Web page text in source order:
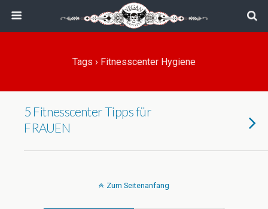
Tags › Fitnesscenter Hygiene
5 Fitnesscenter Tipps für
FRAUEN
Zum Seitenanfang